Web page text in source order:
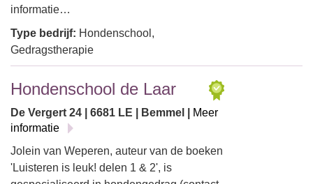
informatie…
Type bedrijf: Hondenschool,
Gedragstherapie
Hondenschool de Laar
De Vergert 24 | 6681 LE | Bemmel |
Meer
informatie
Jolein van Weperen, auteur van de boeken
'Luisteren is leuk! delen 1 & 2', is